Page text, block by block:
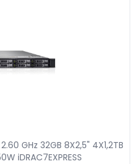
GHz 32GB 8X2,5" 4X1,2TB
iDRAC7EXPRESS